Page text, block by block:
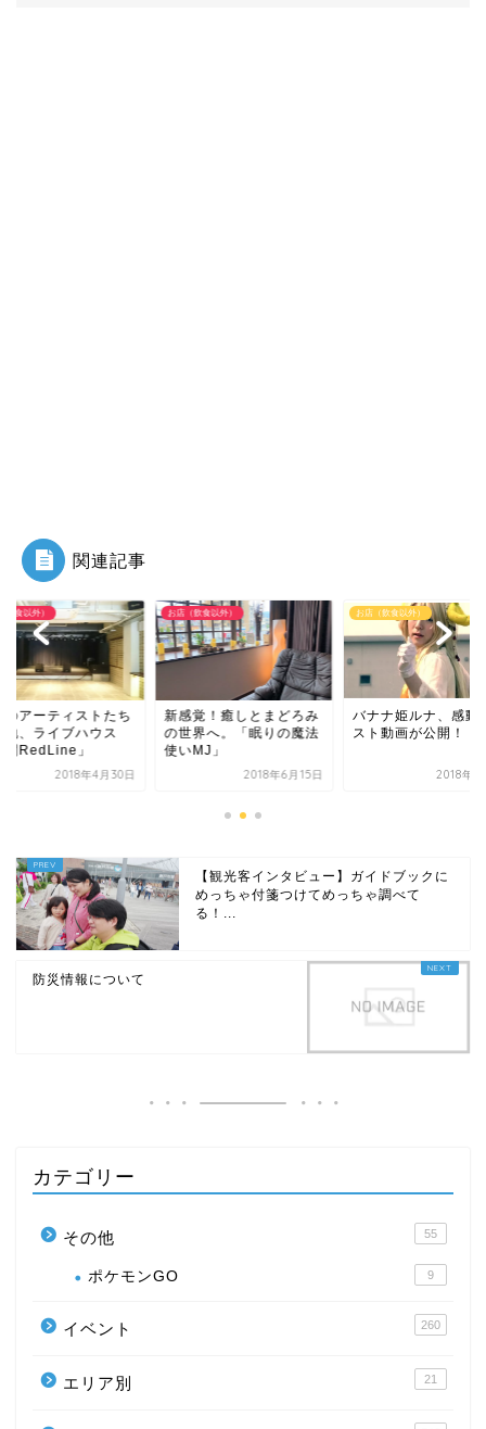
関連記事
飲食以外）
のアーティストたち
地、ライブハウス
関RedLine」
2018年4月30日
お店（飲食以外）
新感覚！癒しとまどろみ
の世界へ。「眠りの魔法
使いMJ」
2018年6月15日
お店（飲食以外）
バナナ姫ルナ、感動
スト動画が公開！
2018年4
【観光客インタビュー】ガイドブックに
めっちゃ付箋つけてめっちゃ調べて
る！...
防災情報について
カテゴリー
その他 55
ポケモンGO 9
イベント 260
エリア別 21